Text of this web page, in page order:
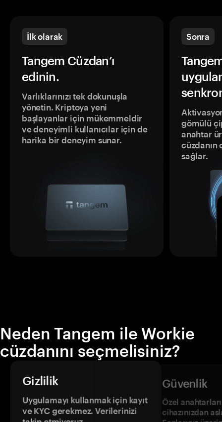
İlk olarak
Tangem Cüzdan’ı
edinin.
Varlıklarınızı tek dokunuşla
yönetin. Kriptoya yeni
başlayanlar için mükemmeldir
ve deneyimli kullanıcılar için de
harika bir deneyim sunar.
Sonra
gömülü
anahtar
sağlar.
Neden Tangem ile Workie
cüzdanını seçmelisiniz?
Gizlilik
Uygulamayı kullanmak için kayıt
ve KYC gerekmez. Verilerinizi
Güvenlik
Özel
cihazınızdan